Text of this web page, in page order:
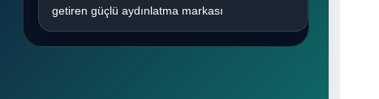
getiren güçlü aydınlatma markası